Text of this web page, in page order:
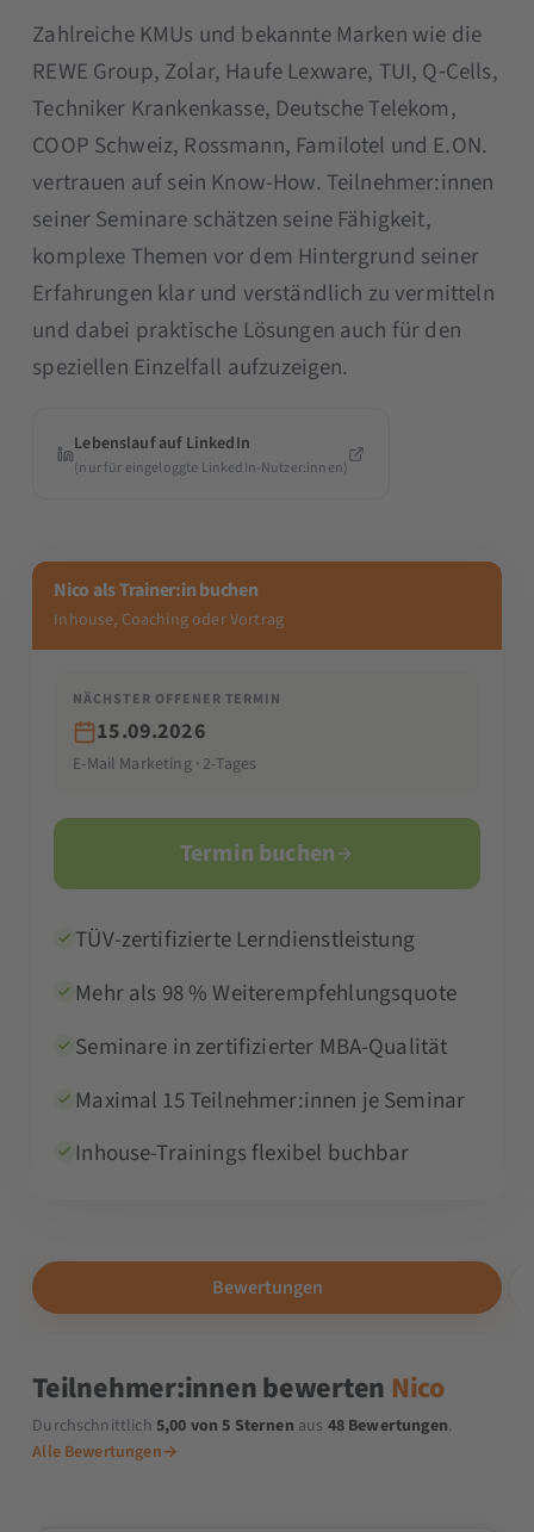
Zahlreiche KMUs und bekannte Marken wie die
REWE Group, Zolar, Haufe Lexware, TUI, Q‑Cells,
Techniker Krankenkasse, Deutsche Telekom,
COOP Schweiz, Rossmann, Familotel und E.ON.
vertrauen auf sein Know-How. Teilnehmer:innen
seiner Seminare schätzen seine Fähigkeit,
komplexe Themen vor dem Hintergrund seiner
Erfahrungen klar und verständlich zu vermitteln
und dabei praktische Lösungen auch für den
speziellen Einzelfall aufzuzeigen.
Lebenslauf auf LinkedIn
(nur für eingeloggte LinkedIn-Nutzer:innen)
Nico als Trainer:in buchen
Inhouse, Coaching oder Vortrag
NÄCHSTER OFFENER TERMIN
15.09.2026
E-Mail Marketing · 2-Tages
Termin buchen
TÜV-zertifizierte Lerndienstleistung
Mehr als 98 % Weiterempfehlungsquote
Seminare in zertifizierter MBA-Qualität
Maximal 15 Teilnehmer:innen je Seminar
Inhouse-Trainings flexibel buchbar
Bewertungen
Teilnehmer:innen bewerten Nico
Durchschnittlich 5,00 von 5 Sternen aus 48 Bewertungen.
Alle Bewertungen→